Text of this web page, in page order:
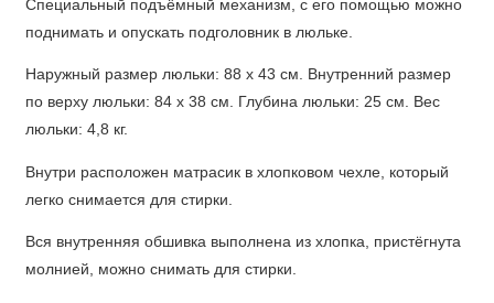
Специальный подъёмный механизм, с его помощью можно
поднимать и опускать подголовник в люльке.
Наружный размер люльки: 88 х 43 см. Внутренний размер
по верху люльки: 84 х 38 см. Глубина люльки: 25 см. Вес
люльки: 4,8 кг.
Внутри расположен матрасик в хлопковом чехле, который
легко снимается для стирки.
Вся внутренняя обшивка выполнена из хлопка, пристёгнута
молнией, можно снимать для стирки.